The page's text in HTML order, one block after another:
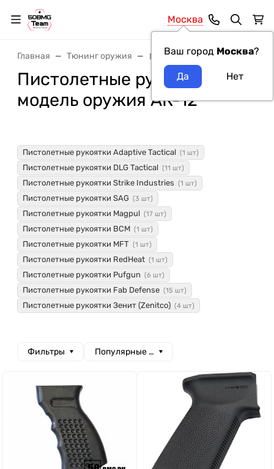
Москва
Ваш город Москва?
Главная Тюнинг оружия Пистолетные рукоятки
Пистолетные рукоятки
модель оружия АК-12
Пистолетные рукоятки Adaptive Tactical (1 шт)
Пистолетные рукоятки DLG Tactical (11 шт)
Пистолетные рукоятки Strike Industries (1 шт)
Пистолетные рукоятки SAG (3 шт)
Пистолетные рукоятки Magpul (17 шт)
Пистолетные рукоятки BCM (1 шт)
Пистолетные рукоятки MFT (1 шт)
Пистолетные рукоятки RedHeat (1 шт)
Пистолетные рукоятки Pufgun (6 шт)
Пистолетные рукоятки Fab Defense (15 шт)
Пистолетные рукоятки Зенит (Zenitco) (4 шт)
Фильтры Популярные сначала